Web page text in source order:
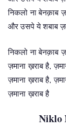
निकलो ना बेनक़ाब
और उसपे ये शबाब
निकलो ना बेनक़ाब
ज़माना ख़राब है,
ज़माना ख़राब है,
ज़माना ख़राब है
Niklo